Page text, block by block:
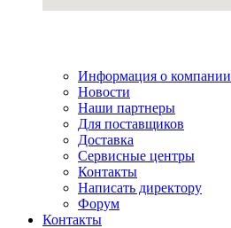
Информация о компании
Новости
Наши партнеры
Для поставщиков
Доставка
Сервисные центры
Контакты
Написать директору
Форум
Контакты